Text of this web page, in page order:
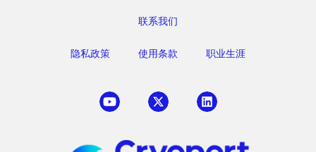
联系我们
隐私政策 使用条款 职业生涯